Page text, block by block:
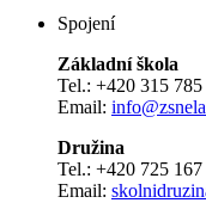
Spojení
Základní škola
Tel.: +420 315 785
Email:
Družina
Tel.: +420 725 167
Email: